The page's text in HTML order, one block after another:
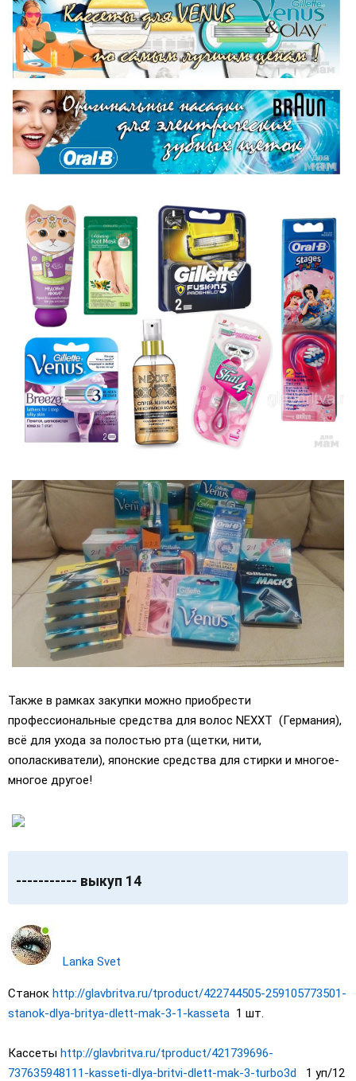
Также в рамках закупки можно приобрести
профессиональные средства для волос NEXXT (Германия),
всё для ухода за полостью рта (щетки, нити,
ополаскиватели), японские средства для стирки и многое-
многое другое!
----------- выкуп 14
Lanka Svet
Станок http://glavbritva.ru/tproduct/422744505-259105773501-
stanok-dlya-britya-dlett-mak-3-1-kasseta 1 шт.
Кассеты http://glavbritva.ru/tproduct/421739696-
737635948111-kasseti-dlya-britvi-dlett-mak-3-turbo3d 1 уп/12